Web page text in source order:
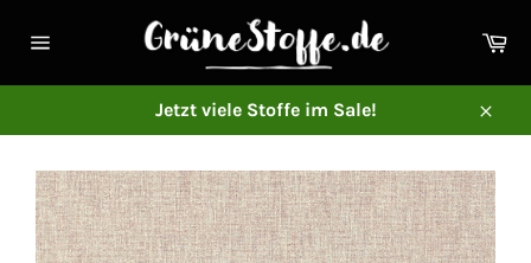
zum
Jetzt viele Stoffe im Sale!